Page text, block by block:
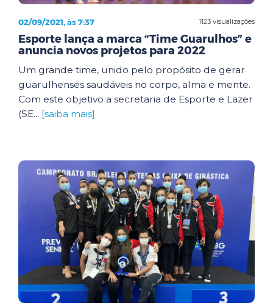
1123 visualizações
02/09/2021, às 7:37
Esporte lança a marca “Time Guarulhos” e
anuncia novos projetos para 2022
Um grande time, unido pelo propósito de gerar
guarulhenses saudáveis no corpo, alma e mente.
Com este objetivo a secretaria de Esporte e Lazer
(SE... [saiba mais]